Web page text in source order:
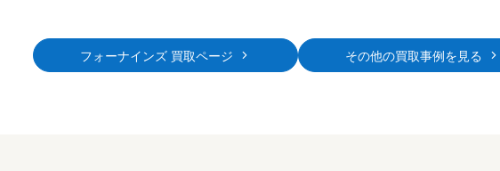
フォーナインズ 買取ページ その他の買取事例を見る